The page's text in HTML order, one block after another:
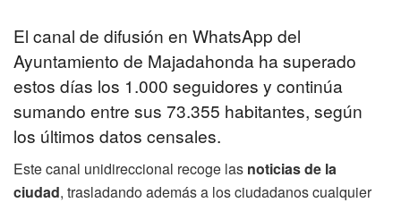
El canal de difusión en WhatsApp del
Ayuntamiento de Majadahonda ha superado
estos días los 1.000 seguidores y continúa
sumando entre sus 73.355 habitantes, según
los últimos datos censales.
Este canal unidireccional recoge las noticias de la
ciudad, trasladando además a los ciudadanos cualquier